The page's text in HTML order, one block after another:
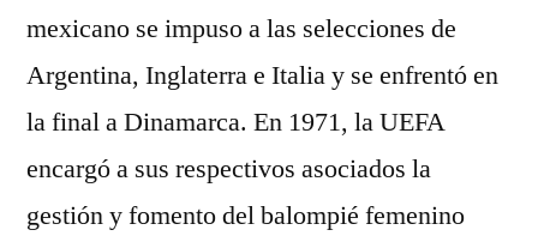
mexicano se impuso a las selecciones de
Argentina, Inglaterra e Italia y se enfrentó en
la final a Dinamarca. En 1971, la UEFA
encargó a sus respectivos asociados la
gestión y fomento del balompié femenino